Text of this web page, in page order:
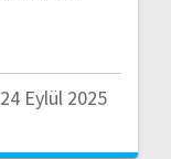
24 Eylül 2025